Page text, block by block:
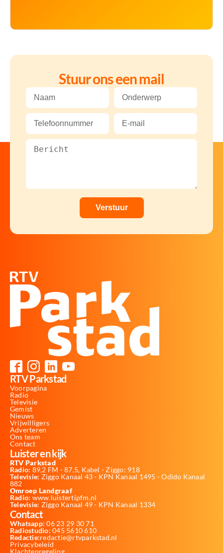
Stuur ons een mail
RTV Parkstad
Voorpagina
Radio
Televisie
Gemist
Nieuws
Vrijwilligers
Adverteren
Ons team
Contact
Luister en kijk
RTV Parkstad
Radio: 89,2 FM - 87,5, Kabel - Ziggo: 918
Televisie: Ziggo Kanaal 43 - KPN Kanaal 1495 - Odido Kanaal
882
Omroep Landgraaf
Radio: www.luistertipfm.nl
Televisie: Ziggo Kanaal 49 - KPN Kanaal 1334
Contact
Whatsapp: 06 23 29 30 71
Radiostudio: 045 5610 610
Redactie:redactie@rtvparkstad.nl
Privacybeleid
Klachtenregeling